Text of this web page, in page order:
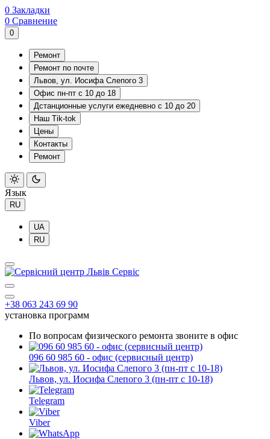
0 Закладки
0 Сравнение
0
Ремонт
Ремонт по почте
Львов, ул. Иосифа Слепого 3
Офис пн-пт с 10 до 18
Дстанционные услуги ежедневно с 10 до 20
Наш Tik-tok
Цены
Контакты
Ремонт
Язык
RU
UA
RU
+38 063 243 69 90
установка программ
По вопросам физического ремонта звоните в офис
096 60 985 60 - офис (сервисный центр)
Львов, ул. Иосифа Слепого 3 (пн-пт с 10-18)
Telegram
Viber